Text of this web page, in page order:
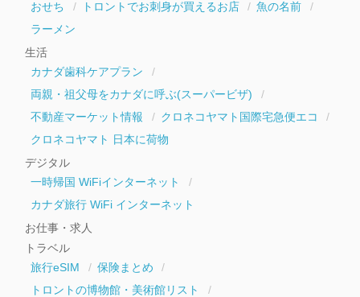
おせち
トロントでお刺身が買えるお店
魚の名前
ラーメン
生活
カナダ歯科ケアプラン
両親・祖父母をカナダに呼ぶ(スーパービザ)
不動産マーケット情報
クロネコヤマト国際宅急便エコ
クロネコヤマト 日本に荷物
デジタル
一時帰国 WiFiインターネット
カナダ旅行 WiFi インターネット
お仕事・求人
トラベル
旅行eSIM
保険まとめ
トロントの博物館・美術館リスト